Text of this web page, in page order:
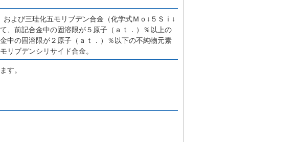
よび三珪化五モリブデン合金（化学式Ｍｏ↓５Ｓｉ↓
、前記合金中の固溶限が５原子（ａｔ．）％以上の
中の固溶限が２原子（ａｔ．）％以下の不純物元素
リブデンシリサイド合金。
す。